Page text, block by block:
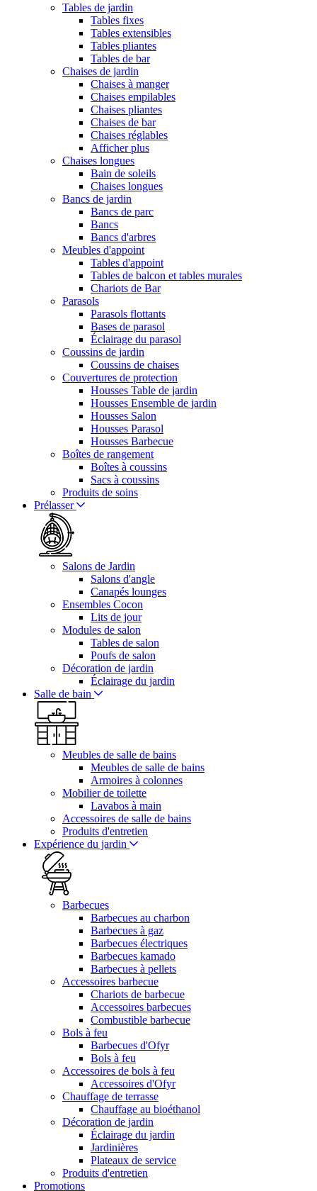
Tables de jardin
Tables fixes
Tables extensibles
Tables pliantes
Tables de bar
Chaises de jardin
Chaises à manger
Chaises empilables
Chaises pliantes
Chaises de bar
Chaises réglables
Afficher plus
Chaises longues
Bain de soleils
Chaises longues
Bancs de jardin
Bancs de parc
Bancs
Bancs d'arbres
Meubles d'appoint
Tables d'appoint
Tables de balcon et tables murales
Chariots de Bar
Parasols
Parasols flottants
Bases de parasol
Éclairage du parasol
Coussins de jardin
Coussins de chaises
Couvertures de protection
Housses Table de jardin
Housses Ensemble de jardin
Housses Salon
Housses Parasol
Housses Barbecue
Boîtes de rangement
Boîtes à coussins
Sacs à coussins
Produits de soins
Prélasser
Salons de Jardin
Salons d'angle
Canapés lounges
Ensembles Cocon
Lits de jour
Modules de salon
Tables de salon
Poufs de salon
Décoration de jardin
Éclairage du jardin
Salle de bain
Meubles de salle de bains
Meubles de salle de bains
Armoires à colonnes
Mobilier de toilette
Lavabos à main
Accessoires de salle de bains
Produits d'entretien
Expérience du jardin
Barbecues
Barbecues au charbon
Barbecues à gaz
Barbecues électriques
Barbecues kamado
Barbecues à pellets
Accessoires barbecue
Chariots de barbecue
Accessoires barbecues
Combustible barbecue
Bols à feu
Barbecues d'Ofyr
Bols à feu
Accessoires de bols à feu
Accessoires d'Ofyr
Chauffage de terrasse
Chauffage au bioéthanol
Décoration de jardin
Éclairage du jardin
Jardinières
Plateaux de service
Produits d'entretien
Promotions